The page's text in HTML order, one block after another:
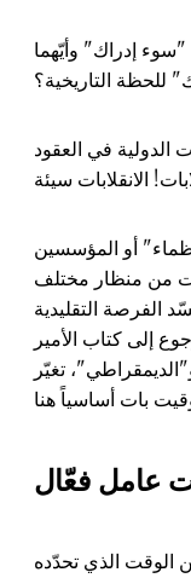
إدراك" وأيّهما
التاريخية؟
الدولية في العقود
أو المؤسسين
من منظار مختلف
الفرصة التقليدية
إلى كتاب الأمير
تغيّر
الوقت الذي تحدّده